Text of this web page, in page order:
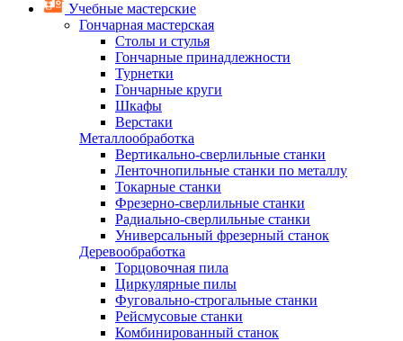
Учебные мастерские
Гончарная мастерская
Столы и стулья
Гончарные принадлежности
Турнетки
Гончарные круги
Шкафы
Верстаки
Металлообработка
Вертикально-сверлильные станки
Ленточнопильные станки по металлу
Токарные станки
Фрезерно-сверлильные станки
Радиально-сверлильные станки
Универсальный фрезерный станок
Деревообработка
Торцовочная пила
Циркулярные пилы
Фуговально-строгальные станки
Рейсмусовые станки
Комбинированный станок